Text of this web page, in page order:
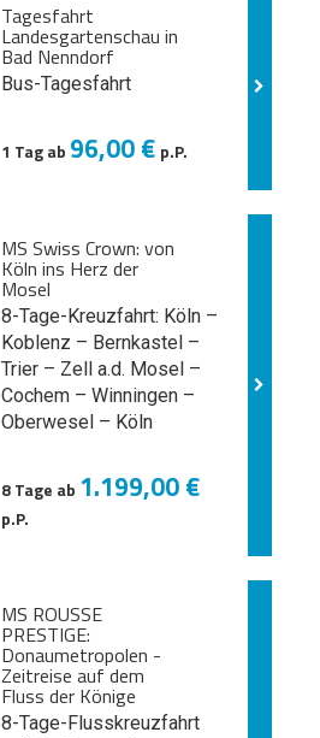
Tagesfahrt
Landesgartenschau in
Bad Nenndorf
Bus-Tagesfahrt
1 Tag ab 96,00 € p.P.
MS Swiss Crown: von
Köln ins Herz der
Mosel
8-Tage-Kreuzfahrt: Köln –
Koblenz – Bernkastel –
Trier – Zell a.d. Mosel –
Cochem – Winningen –
Oberwesel – Köln
8 Tage ab 1.199,00 €
p.P.
MS ROUSSE
PRESTIGE:
Donaumetropolen -
Zeitreise auf dem
Fluss der Könige
8-Tage-Flusskreuzfahrt